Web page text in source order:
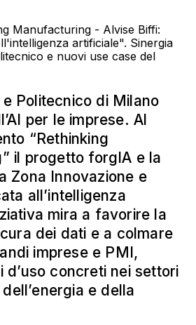
Politecnico di Milano
per le imprese. Al
“Rethinking
il progetto forgIA e la
Zona Innovazione e
all’intelligenza
mira a favorire la
dei dati e a colmare
imprese e PMI,
d’uso concreti nei settori
e della